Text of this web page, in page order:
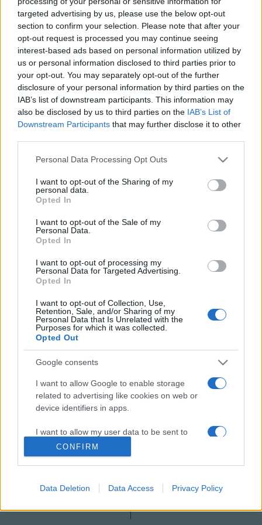
targeted advertising by us, please use the below opt-out
section to confirm your selection. Please note that after your
opt-out request is processed you may continue seeing
interest-based ads based on personal information utilized by
us or personal information disclosed to third parties prior to
your opt-out. You may separately opt-out of the further
disclosure of your personal information by third parties on the
IAB’s list of downstream participants. This information may
also be disclosed by us to third parties on the IAB’s List of
Downstream Participants that may further disclose it to other
Please note that this website/app uses one or more Google
not limited to your visit or usage behaviour. You may click to
grant or deny consent to Google and its third-party tags to
use your data for below specified purposes in below Google
consent section.
Personal Data Processing Opt Outs
I want to opt-out of the Sharing of my
personal data.
Opted In
I want to opt-out of the Sale of my
Personal Data.
Opted In
I want to opt-out of processing my
Personal Data for Targeted Advertising.
Opted In
I want to opt-out of Collection, Use,
Retention, Sale, and/or Sharing of my
Personal Data that Is Unrelated with the
Purposes for which it was collected.
Opted Out
Google consents
I want to allow Google to enable storage
related to advertising like cookies on web or
device identifiers in apps.
I want to allow my user data to be sent to
Google for online advertising purposes.
I want to allow Google to send me
CONFIRM
Data Deletion Data Access Privacy Policy
ezentúl elérhető lesz egy olyan formában, ami a
zenehallgatók új generációjának igényeit elégíti ki." - mondta
Ono. Az Apple főnöke, Steve Jobs elmondta: "John Lennon
egyike a modern idők legnagyobb zenészeinek. Fel vagyunk
villanyozva, hogy szólóanyagát nálunk lehet elsőként
letölteni."
Sir Paul McCartney májusban írt alá hasonló szerződést.
George Harrison az egyetlen Beatles tag, akinek munkái
nem tölthetőek le legálisan. Özvegye Olivia azonban
nemrégiben közölte, hogy a megállapodás már közel.
véget vetve a 25 éve tartó jogi vitának az Apple név
használatát illetően. A megállapodás értelmében az Apple
márkanevet az Apple Inc birtokolja és engedélyezi, hogy
bizonyos védjegyek visszakerüljenek a Beatles Apple Corps
ban alapította, hogy dalaikat forgalomba hozza, és alkotási
ügyleteiket irányítsák vele.